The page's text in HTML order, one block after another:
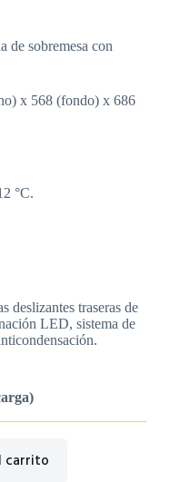
de sobremesa con
x 568 (fondo) x 686
°C.
deslizantes traseras de
LED, sistema de
carrito